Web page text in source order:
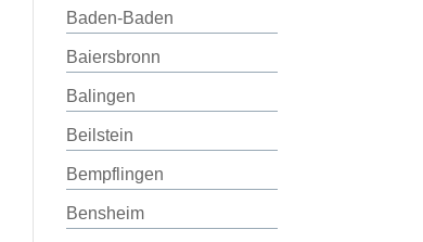
Baden-Baden
Baiersbronn
Balingen
Beilstein
Bempflingen
Bensheim